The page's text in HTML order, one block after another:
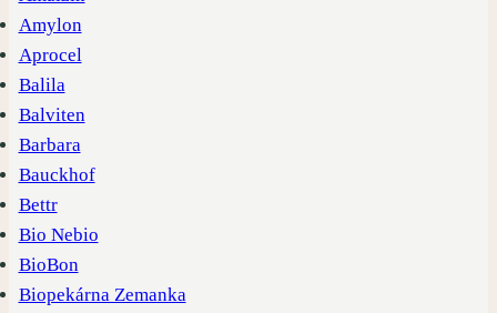
Amylon
Aprocel
Balila
Balviten
Barbara
Bauckhof
Bettr
Bio Nebio
BioBon
Biopekárna Zemanka